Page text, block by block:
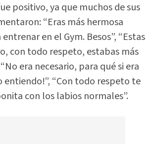
positivo, ya que muchos de sus
“Eras más hermosa
en el Gym. Besos”, “Estas
con todo respeto, estabas más
era necesario, para qué si era
entiendo!”, “Con todo respeto te
con los labios normales”.